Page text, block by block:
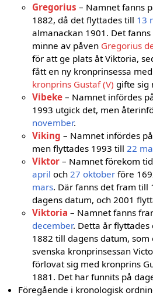
Gregorius – Namnet fanns
1882, då det flyttades till 13
almanackan 1901. Det
minne av påven Gregorius
för att ge plats åt Viktoria,
fått en ny kronprinsessa
kronprins Gustaf (V) gifte sig
Vibeke – Namnet infördes
1993 utgick det, men
november.
Viking – Namnet infördes
men flyttades 1993 till 22
Viktor – Namnet förekom
april och 27 oktober före
mars. Där fanns det fram till
dagens datum, och 2001
Viktoria – Namnet fanns
december. Detta år flyttades
1882 till dagens datum,
svenska kronprinsessan
förlovat sig med kronprins
1881. Det har funnits på
Föregående i kronologisk